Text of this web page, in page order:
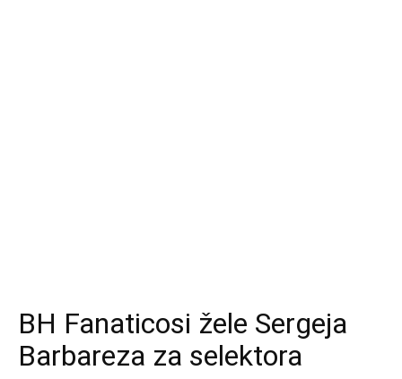
BH Fanaticosi žele Sergeja
Barbareza za selektora